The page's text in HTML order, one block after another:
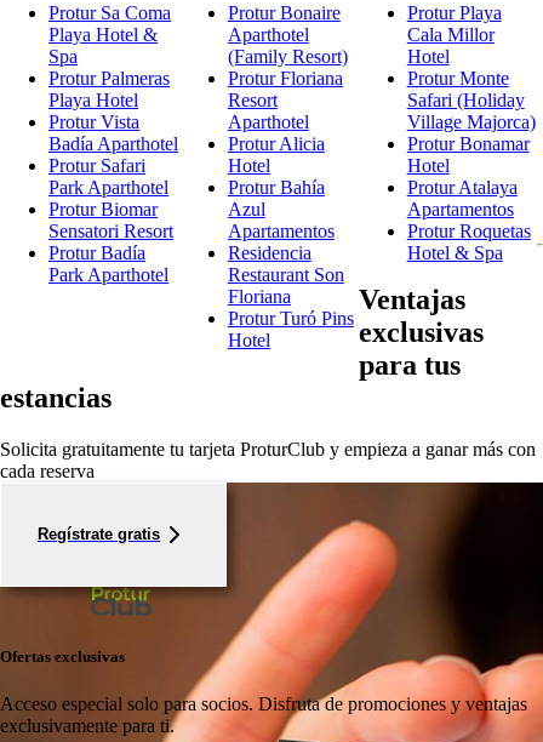
Protur Sa Coma
Playa Hotel &
Spa
Protur Palmeras
Playa Hotel
Protur Vista
Badía Aparthotel
Protur Safari
Park Aparthotel
Protur Biomar
Sensatori Resort
Protur Badía
Park Aparthotel
Protur Bonaire
Aparthotel
(Family Resort)
Protur Floriana
Resort
Aparthotel
Protur Alicia
Hotel
Protur Bahía
Azul
Apartamentos
Residencia
Restaurant Son
Floriana
Protur Turó Pins
Hotel
Protur Playa
Cala Millor
Hotel
Protur Monte
Safari (Holiday
Village Majorca)
Protur Bonamar
Hotel
Protur Atalaya
Apartamentos
Protur Roquetas
Hotel & Spa
Ventajas
exclusivas
para tus
estancias
Solicita gratuitamente tu tarjeta ProturClub y empieza a ganar más con
cada reserva
Regístrate gratis
Ofertas exclusivas
Acceso especial solo para socios. Disfruta de promociones y ventajas
exclusivamente para ti.